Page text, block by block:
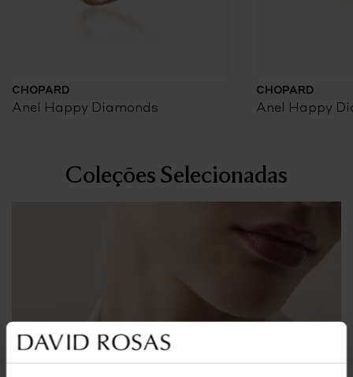
CHOPARD
Anel Happy Diamonds
CHOPARD
Anel Happy
Coleções Selecionadas